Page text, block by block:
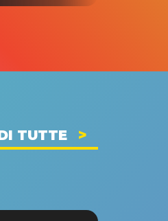
TUTTE